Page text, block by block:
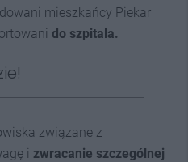
mieszkańcy Piekar
do szpitala.
związane z
i zwracanie szczególnej